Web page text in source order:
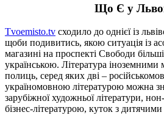
Що Є у
Tvoemisto.tv сходило до однієї із
щоби подивитись, якою ситуація із
магазині на проспекті Свободи
українською. Література іноземними
полиць, серед яких дві –
україномовною літературою можна
зарубіжної художньої літератури,
бізнес-літературою, куток з